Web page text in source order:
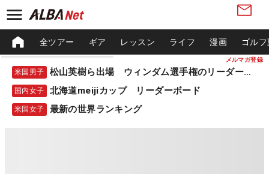
メルマガ登録
全ツアー ギア レッスン ライフ 漫画 ゴル
米国男子 松山英樹ら出場 ウィンダム選手権のリーダーボード
国内女子 北海道meijiカップ リーダーボード
米国女子 最新の世界ランキング